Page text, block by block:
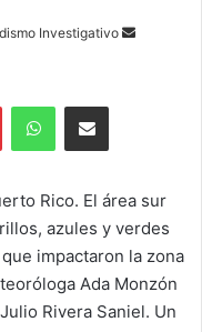
Investigativo
Send
PinterestWhatsAppShare via Email
Rico. El área sur
azules y verdes
impactaron la zona
Ada Monzón
Rivera Saniel. Un